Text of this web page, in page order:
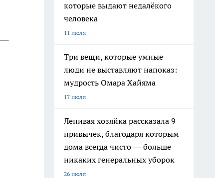
которые выдают недалёкого
человека
11 июля
Три вещи, которые умные
люди не выставляют напоказ:
мудрость Омара Хайяма
17 июля
Ленивая хозяйка рассказала 9
привычек, благодаря которым
дома всегда чисто — больше
никаких генеральных уборок
26 июля